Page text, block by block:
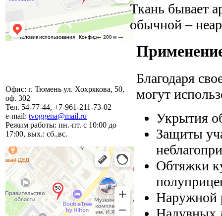
Офис: г. Тюмень ул. Хохрякова, 50,
оф. 302
Тел. 54-77-44, +7-961-211-73-02
e-mail: tvoggena@mail.ru
Режим работы: пн.-пт. с 10:00 до
17:00, вых.: сб.,вс.
Ткань бывает
обычной –
Благодаря
могут
Укрытия
Защиты
Обтяжки
Наружной